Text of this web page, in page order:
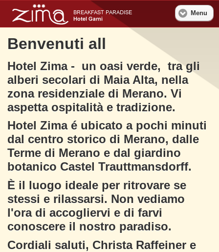
Menu
Benvenuti all
Hotel Zima - un oasi verde, tra gli
alberi secolari di Maia Alta, nella
zona residenziale di Merano. Vi
aspetta ospitalità e tradizione.
Hotel Zima é ubicato a pochi minuti
dal centro storico di Merano, dalle
Terme di Merano e dal giardino
botanico Castel Trauttmansdorff.
È il luogo ideale per ritrovare se
stessi e rilassarsi. Non vediamo
l'ora di accogliervi e di farvi
conoscere il nostro paradiso.
Cordiali saluti, Christa Raffeiner e